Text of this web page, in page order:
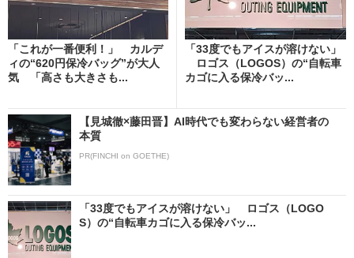
「これが一番便利！」 カルデ
ィの“620円保冷バッグ”が大人
気 「高さも大きさも...
「33度でもアイスが溶けない」
ロゴス（LOGOS）の“自転車
カゴに入る保冷バッ...
【見城徹×藤田晋】AI時代でも変わらない経営者の
本質
PR(FINCHI on GOETHE)
「33度でもアイスが溶けない」 ロゴス（LOGO
S）の“自転車カゴに入る保冷バッ...